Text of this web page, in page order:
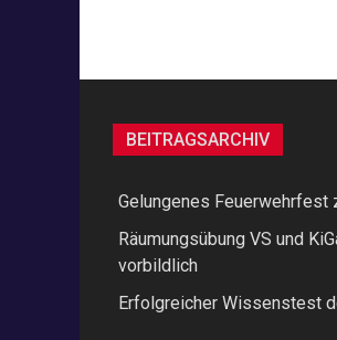
BEITRAGSARCHIV
Gelungenes Feuerwehrfest
Räumungsübung VS und
vorbildlich
Erfolgreicher Wissenstest